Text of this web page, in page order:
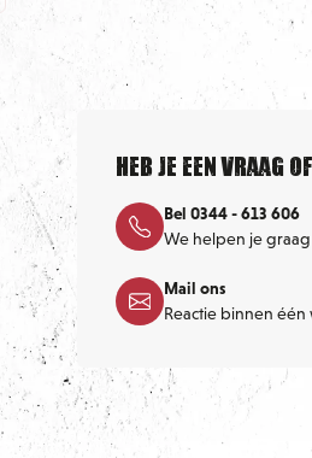
Heb je een vraag
Bel 0344 - 613 606
We helpen je graag
Mail ons
Reactie binnen één